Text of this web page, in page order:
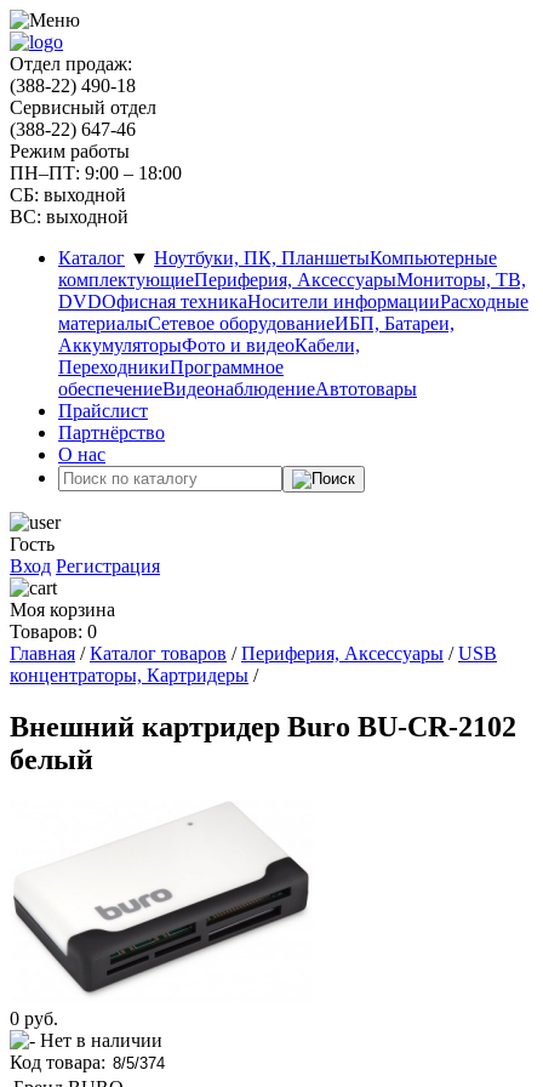
Отдел продаж:
(388-22) 490-18
Сервисный отдел
(388-22) 647-46
Режим работы
ПН–ПТ: 9:00 – 18:00
СБ: выходной
ВС: выходной
Каталог ▼ Ноутбуки, ПК, ПланшетыКомпьютерные
комплектующиеПериферия, АксессуарыМониторы, ТВ,
DVDОфисная техникаНосители информацииРасходные
материалыСетевое оборудованиеИБП, Батареи,
АккумуляторыФото и видеоКабели,
ПереходникиПрограммное
обеспечениеВидеонаблюдениеАвтотовары
Прайслист
Партнёрство
О нас
Гость
Вход Регистрация
Моя корзина
Товаров: 0
Главная /Каталог товаров /Периферия, Аксессуары /USB
концентраторы, Картридеры /
Внешний картридер Buro BU-CR-2102
белый
0 руб.
Нет в наличии
Код товара: